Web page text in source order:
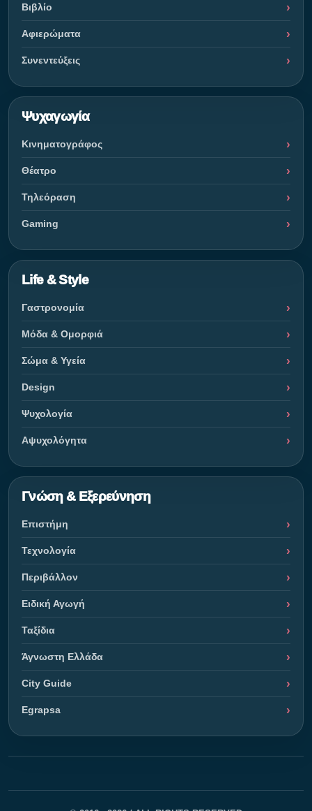
Βιβλίο
Αφιερώματα
Συνεντεύξεις
Ψυχαγωγία
Κινηματογράφος
Θέατρο
Τηλεόραση
Gaming
Life & Style
Γαστρονομία
Μόδα & Ομορφιά
Σώμα & Υγεία
Design
Ψυχολογία
Αψυχολόγητα
Γνώση & Εξερεύνηση
Επιστήμη
Τεχνολογία
Περιβάλλον
Ειδική Αγωγή
Ταξίδια
Άγνωστη Ελλάδα
City Guide
Egrapsa